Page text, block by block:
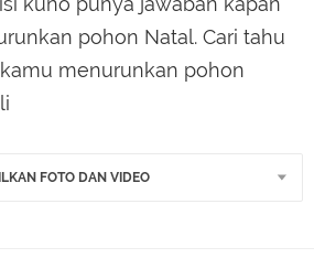
pohon Natal. Cari tahu
menurunkan pohon
FOTO DAN VIDEO